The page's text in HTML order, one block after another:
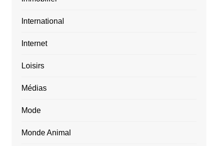
International
Internet
Loisirs
Médias
Mode
Monde Animal